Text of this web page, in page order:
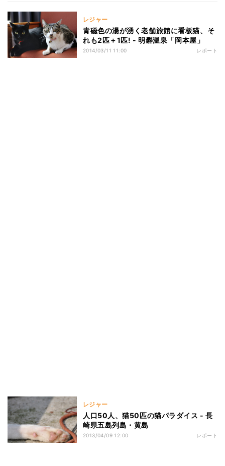
レジャー
青磁色の湯が湧く老舗旅館に看板猫、そ
れも2匹＋1匹! - 明礬温泉「岡本屋」
2014/03/11 11:00 レポート
レジャー
人口50人、猫50匹の猫パラダイス - 長
崎県五島列島・黄島
2013/04/09 12:00 レポート